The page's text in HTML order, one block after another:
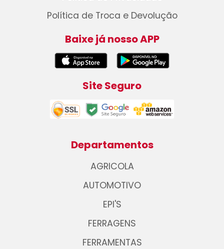
Política de Troca e Devolução
Baixe já nosso APP
Site Seguro
Departamentos
AGRICOLA
AUTOMOTIVO
EPI'S
FERRAGENS
FERRAMENTAS